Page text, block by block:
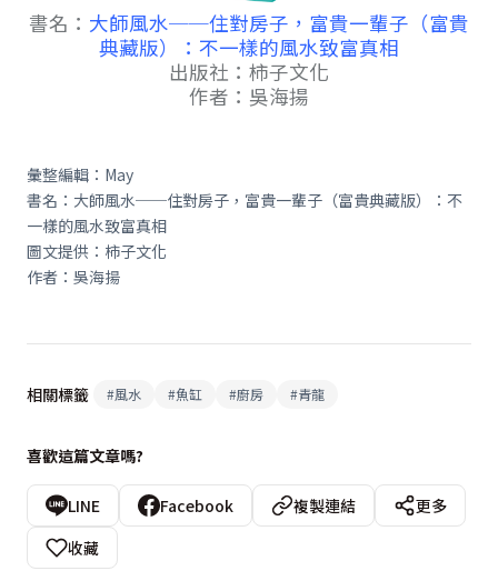
書名： 大師風水──住對房子，富貴一輩子（富貴
典藏版）：不一樣的風水致富真相
出版社：柿子文化
作者：吳海揚
彙整編輯：May
書名：大師風水──住對房子，富貴一輩子（富貴典藏版）：不
一樣的風水致富真相
圖文提供：柿子文化
作者：吳海揚
相關標籤 #風水 #魚缸 #廚房 #青龍
喜歡這篇文章嗎?
LINE Facebook 複製連結
更多
收藏